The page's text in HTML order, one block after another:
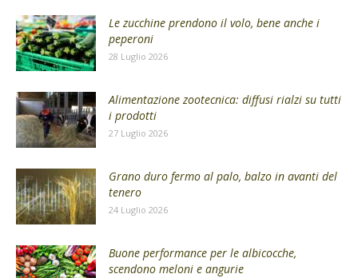
Le zucchine prendono il volo, bene anche i
peperoni
28 Luglio 2026
Alimentazione zootecnica: diffusi rialzi su tutti
i prodotti
27 Luglio 2026
Grano duro fermo al palo, balzo in avanti del
tenero
24 Luglio 2026
Buone performance per le albicocche,
scendono meloni e angurie